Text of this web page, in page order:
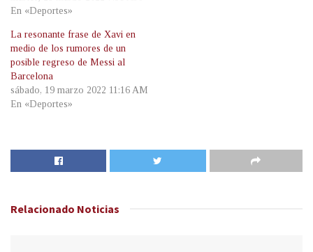
En «Deportes»
La resonante frase de Xavi en
medio de los rumores de un
posible regreso de Messi al
Barcelona
sábado, 19 marzo 2022 11:16 AM
En «Deportes»
Relacionado Noticias